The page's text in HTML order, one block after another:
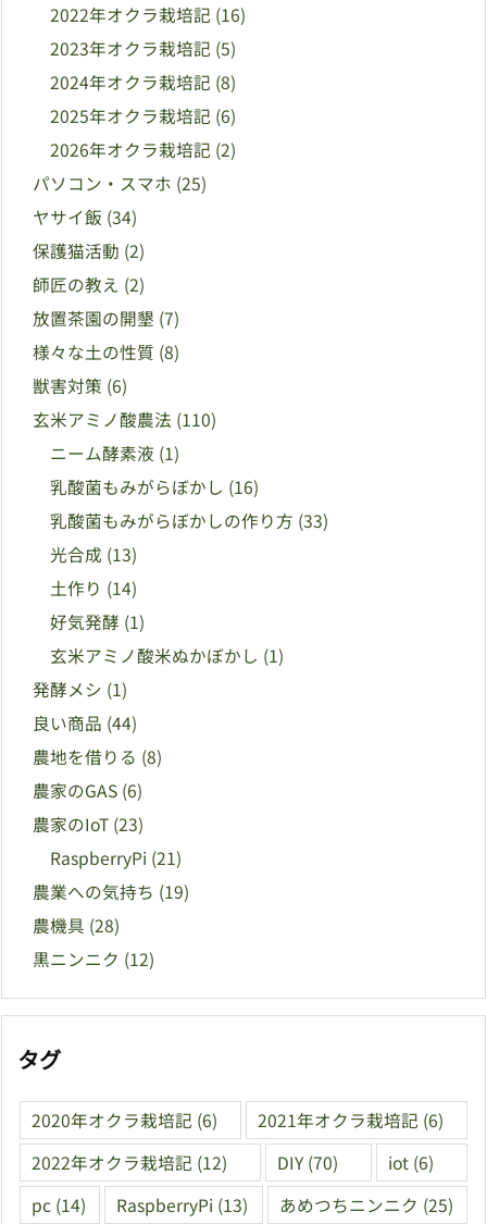
2022年オクラ栽培記 (16)
2023年オクラ栽培記 (5)
2024年オクラ栽培記 (8)
2025年オクラ栽培記 (6)
2026年オクラ栽培記 (2)
パソコン・スマホ (25)
ヤサイ飯 (34)
保護猫活動 (2)
師匠の教え (2)
放置茶園の開墾 (7)
様々な土の性質 (8)
獣害対策 (6)
玄米アミノ酸農法 (110)
ニーム酵素液 (1)
乳酸菌もみがらぼかし (16)
乳酸菌もみがらぼかしの作り方 (33)
光合成 (13)
土作り (14)
好気発酵 (1)
玄米アミノ酸米ぬかぼかし (1)
発酵メシ (1)
良い商品 (44)
農地を借りる (8)
農家のGAS (6)
農家のIoT (23)
RaspberryPi (21)
農業への気持ち (19)
農機具 (28)
黒ニンニク (12)
タグ
2020年オクラ栽培記 (6) 2021年オクラ栽培記 (6)
2022年オクラ栽培記 (12) DIY (70) iot (6)
pc (14) RaspberryPi (13) あめつちニンニク (25)